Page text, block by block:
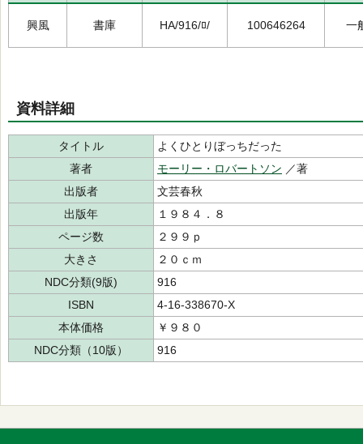
興風 書庫 HA/916/ﾛ/ 100646264 一
資料詳細
タイトル
よくひとりぼっちだった
著者
モーリー・ロバートソン ／著
出版者
文芸春秋
出版年
１９８４．８
ページ数
２９９ｐ
大きさ
２０ｃｍ
NDC分類(9版)
916
ISBN
4-16-338670-X
本体価格
￥９８０
NDC分類（10版）
916